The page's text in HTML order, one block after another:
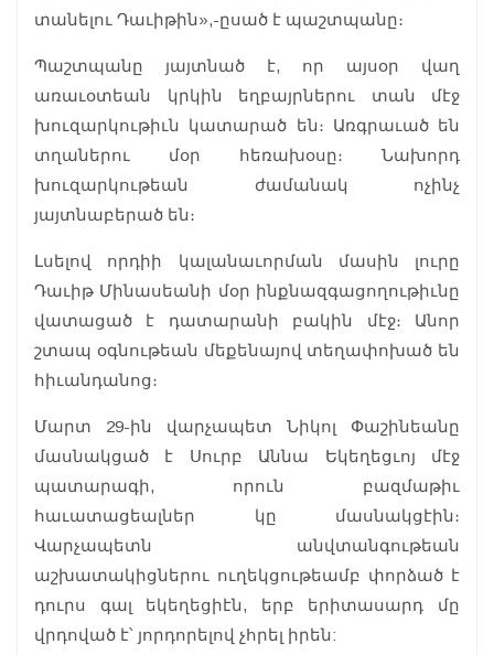
տանելու Դաւիթին»,-ըսած է պաշտպանը։
Պաշտպանը յայտնած է, որ այսօր վաղ
առաւօտեան կրկին եղբայրներու տան մէջ
խուզարկութիւն կատարած են։ Առգրաւած են
տղաներու մօր հեռախօսը։ Նախորդ
խուզարկութեան ժամանակ ոչինչ
յայտնաբերած են։
Լսելով որդիի կալանաւորման մասին լուրը
Դաւիթ Մինասեանի մօր ինքնազգացողութիւնը
վատացած է դատարանի բակին մէջ։ Անոր
շտապ օգնութեան մեքենայով տեղափոխած են
հիւանդանոց։
Մարտ 29-ին վարչապետ Նիկոլ Փաշինեանը
մասնակցած է Սուրբ Աննա Եկեղեցւոյ մէջ
պատարագի, որուն բազմաթիւ
հաւատացեալներ կը մասնակցէին։
Վարչապետն անվտանգութեան
աշխատակիցներու ուղեկցութեամբ փորձած է
դուրս գալ եկեղեցիէն, երբ երիտասարդ մը
վրդոված է՝ յորդորելով չհրել իրեն: